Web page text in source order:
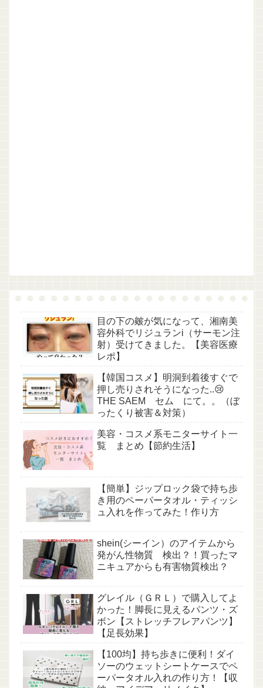
目の下の皴が気になって、湘南美
容外科でリジュランi（サーモン注
射）受けてきました。【美容医療
レポ】
【韓国コスメ】明洞到着後すぐで
押し売りされそうになった..😢
THE SAEM セム にて。。（ぼ
ったくり被害＆対策）
美容・コスメ系モニターサイト一
覧 まとめ【節約生活】
【簡単】ジップロック袋で持ち歩
き用のペーパータオル・ティッシ
ュ入れを作ってみた！作り方
shein(シーイン）のアイテムから
発がん性物質 検出？！買ったマ
ニキュアからも有害物質検出？
グレイル（ＧＲＬ）で購入してよ
かった！脚長に見えるパンツ・ズ
ボン【ストレッチフレアパンツ】
【足長効果】
【100均】持ち歩きに便利！ダイ
ソーのウェットシートケースでペ
ーパータオル入れの作り方！【収